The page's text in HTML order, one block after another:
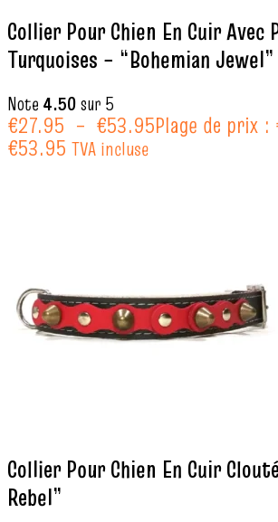
Collier Pour Chien En Cuir Avec
Turquoises – “Bohemian Jewel”
Note 4.50sur 5
€27.95 – €53.95Plage de prix :
€53.95 TVA incluse
Collier Pour Chien En Cuir
Rebel”